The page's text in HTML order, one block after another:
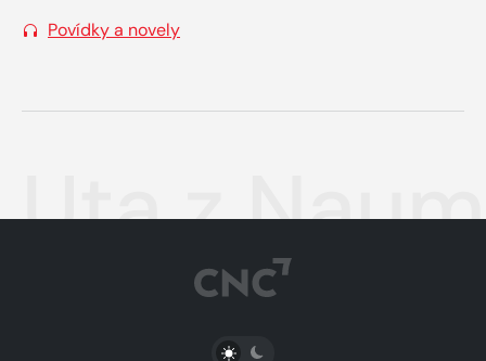
Povídky a novely
Uta z
PŘEPNOUT SVĚTLÝ/TMAVÝ REŽIM